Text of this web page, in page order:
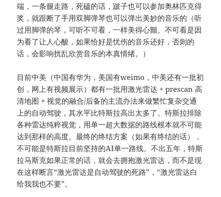
端，一条腿走路，死磕的话，跛子也可以参加奥林匹克得
奖，就跟断了手用双脚弹琴也可以弹出美妙的音乐的（听
过用脚弹的琴，可听不可看，一样美得心颤。不可看是因
为看了让人心酸，如果恰好是忧伤的音乐还好，否则的
话，会影响扰乱欣赏音乐的本真情绪。）
目前中美（中国有华为，美国有weimo，中美还有一批初
创，网上有视频展示）都有一批用激光雷达 + prescan 高
清地图 + 视觉的融合/后备的主流办法来做繁忙复杂交通
上的自动驾驶，其水平比特斯拉高出太多了。特斯拉排除
各种雷达纯粹视觉，用单一超大数据的路线根本就不可能
达到那样的高度。最终的终结方案（如果有终结的话），
不可能是特斯拉目前坚持的AI单一路线。不出五年，特斯
拉马斯克如果正常的话，就会去拥抱激光雷达，而不是现
在这样断言“激光雷达是自动驾驶的死路”，“激光雷达白
给我我也不要”。